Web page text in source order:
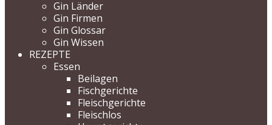
Gin Länder
Gin Firmen
Gin Glossar
Gin Wissen
REZEPTE
Essen
Beilagen
Fischgerichte
Fleischgerichte
Fleischlos